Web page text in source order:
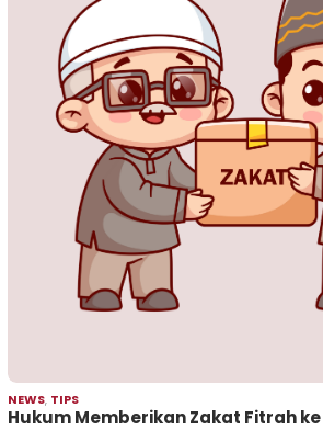
NEWS, TIPS
Hukum Memberikan Zakat Fitrah